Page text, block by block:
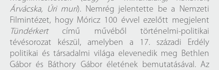
Árvácska, Úri muri). Nemrég jelentette be a Nemzeti
Filmintézet, hogy Móricz 100 évvel ezelőtt megjelent
Tündérkertcímű művéből történelmi-politikai
tévésorozat készül, amelyben a 17. századi Erdély
politikai és társadalmi világa elevenedik meg Bethlen
Gábor és Báthory Gábor életének bemutatásával. Az